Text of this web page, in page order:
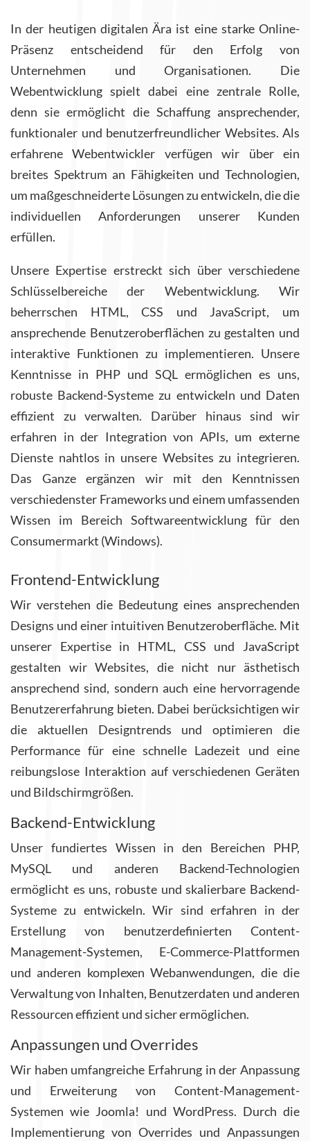
In der heutigen digitalen Ära ist eine starke Online-
Präsenz entscheidend für den Erfolg von
Unternehmen und Organisationen. Die
Webentwicklung spielt dabei eine zentrale Rolle,
denn sie ermöglicht die Schaffung ansprechender,
funktionaler und benutzerfreundlicher Websites. Als
erfahrene Webentwickler verfügen wir über ein
breites Spektrum an Fähigkeiten und Technologien,
um maßgeschneiderte Lösungen zu entwickeln, die die
individuellen Anforderungen unserer Kunden
erfüllen.
Unsere Expertise erstreckt sich über verschiedene
Schlüsselbereiche der Webentwicklung. Wir
beherrschen HTML, CSS und JavaScript, um
ansprechende Benutzeroberflächen zu gestalten und
interaktive Funktionen zu implementieren. Unsere
Kenntnisse in PHP und SQL ermöglichen es uns,
robuste Backend-Systeme zu entwickeln und Daten
effizient zu verwalten. Darüber hinaus sind wir
erfahren in der Integration von APIs, um externe
Dienste nahtlos in unsere Websites zu integrieren.
Das Ganze ergänzen wir mit den Kenntnissen
verschiedenster Frameworks und einem umfassenden
Wissen im Bereich Softwareentwicklung für den
Consumermarkt (Windows).
Frontend-Entwicklung
Wir verstehen die Bedeutung eines ansprechenden
Designs und einer intuitiven Benutzeroberfläche. Mit
unserer Expertise in HTML, CSS und JavaScript
gestalten wir Websites, die nicht nur ästhetisch
ansprechend sind, sondern auch eine hervorragende
Benutzererfahrung bieten. Dabei berücksichtigen wir
die aktuellen Designtrends und optimieren die
Performance für eine schnelle Ladezeit und eine
reibungslose Interaktion auf verschiedenen Geräten
und Bildschirmgrößen.
Backend-Entwicklung
Unser fundiertes Wissen in den Bereichen PHP,
MySQL und anderen Backend-Technologien
ermöglicht es uns, robuste und skalierbare Backend-
Systeme zu entwickeln. Wir sind erfahren in der
Erstellung von benutzerdefinierten Content-
Management-Systemen, E-Commerce-Plattformen
und anderen komplexen Webanwendungen, die die
Verwaltung von Inhalten, Benutzerdaten und anderen
Ressourcen effizient und sicher ermöglichen.
Anpassungen und Overrides
Wir haben umfangreiche Erfahrung in der Anpassung
und Erweiterung von Content-Management-
Systemen wie Joomla! und WordPress. Durch die
Implementierung von Overrides und Anpassungen